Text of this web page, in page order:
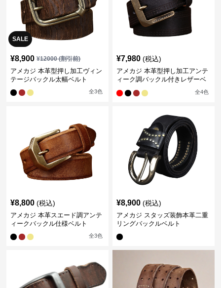
SALE
¥8,900 ¥12000(割引前)
アメカジ 本革型押し加工ヴィン
テージバックル太幅ベルト
全3色
¥7,980 (税込)
アメカジ 本革型押し加工アンテ
ィーク調バックル付きレザーベ
全4色
¥8,800 (税込)
アメカジ 本革スエード調アンテ
ィークバックル仕様ベルト
全3色
¥8,900 (税込)
アメカジ スタッズ装飾本革二重
リングバックルベルト